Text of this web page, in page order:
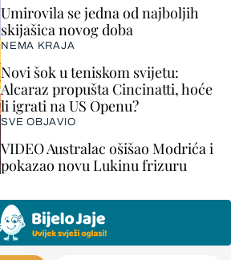
Umirovila se jedna od najboljih
skijašica novog doba
NEMA KRAJA
Novi šok u teniskom svijetu:
Alcaraz propušta Cincinatti, hoće
li igrati na US Openu?
SVE OBJAVIO
VIDEO Australac ošišao Modrića i
pokazao novu Lukinu frizuru